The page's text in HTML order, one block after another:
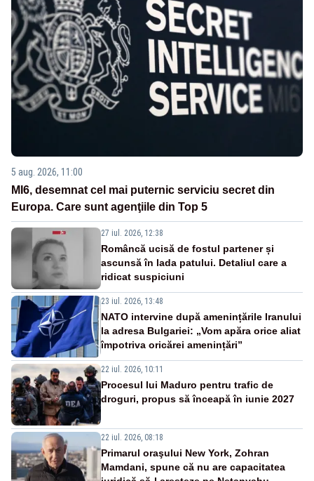
5 aug. 2026, 11:00
MI6, desemnat cel mai puternic serviciu secret din
Europa. Care sunt agenţiile din Top 5
27 iul. 2026, 12:38
Româncă ucisă de fostul partener și
ascunsă în lada patului. Detaliul care a
ridicat suspiciuni
23 iul. 2026, 13:48
NATO intervine după amenințările Iranului
la adresa Bulgariei: „Vom apăra orice aliat
împotriva oricărei amenințări”
22 iul. 2026, 10:11
Procesul lui Maduro pentru trafic de
droguri, propus să înceapă în iunie 2027
22 iul. 2026, 08:18
Primarul oraşului New York, Zohran
Mamdani, spune că nu are capacitatea